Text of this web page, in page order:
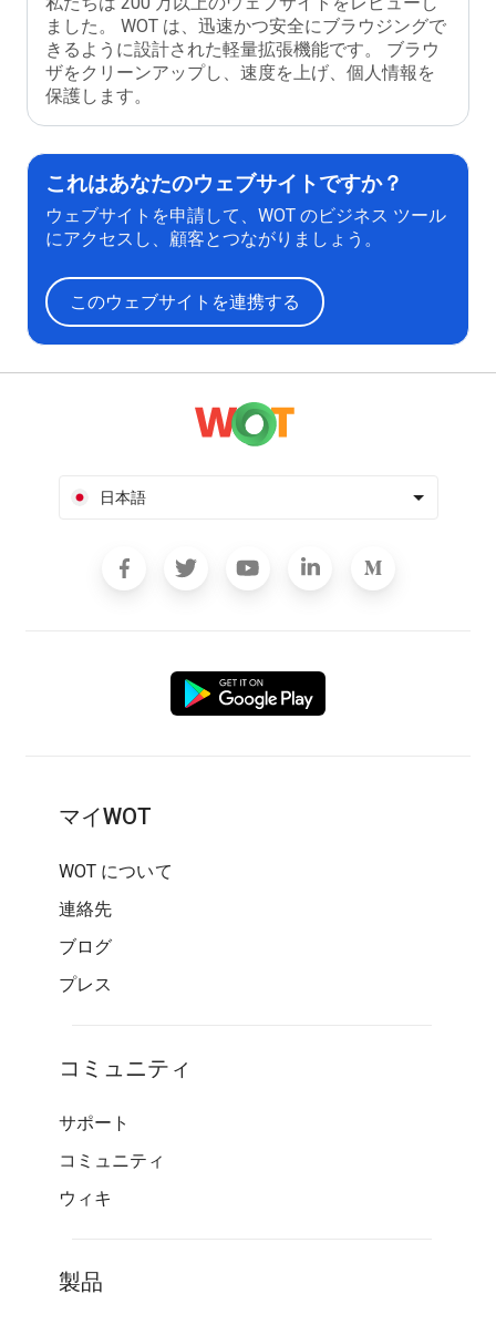
ました。 WOT は、迅速かつ安全にブラウジングで
きるように設計された軽量拡張機能です。 ブラウ
ザをクリーンアップし、速度を上げ、個人情報を
保護します。
これはあなたのウェブサイトですか？
ウェブサイトを申請して、WOT のビジネス ツール
にアクセスし、顧客とつながりましょう。
このウェブサイトを連携する
日本語
マイWOT
WOT について
連絡先
ブログ
プレス
コミュニティ
サポート
コミュニティ
ウィキ
製品